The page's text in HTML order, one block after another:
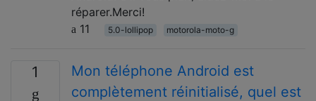
réparer.Merci!
11
5.0-lollipop motorola-moto-g
1
Mon téléphone Android est
complètement réinitialisé, quel est